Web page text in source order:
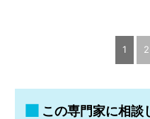
1 2
この専門家に相談